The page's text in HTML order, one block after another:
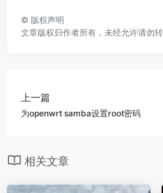
© 版权声明
文章版权归作者所有，未经允许请勿转
上一篇
为openwrt samba设置root密码
相关文章